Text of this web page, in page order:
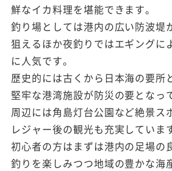
鮮なイカ料理を堪能できます。
釣り場としては港内の広い防波堤
狙えるほか夜釣りではエギングに
に人気です。
歴史的には古くから日本海の要所
堅牢な港湾施設が防災の要となっ
周辺には角島灯台公園など絶景ス
レジャー後の観光も充実していま
初心者の方はまずは港内の足場の
釣りを楽しみつつ地域の豊かな海